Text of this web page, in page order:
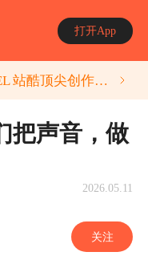
打开App
者年度作品集 征集活动
把声音，做
2026.05.11
关注